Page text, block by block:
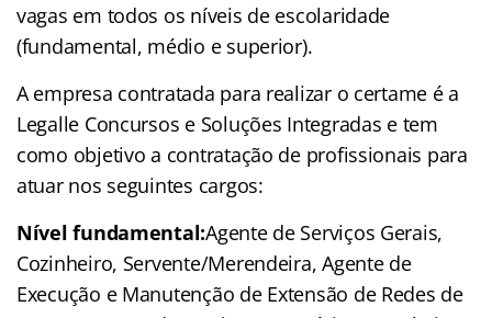
vagas em todos os níveis de escolaridade
(fundamental, médio e superior).
A empresa contratada para realizar o certame é a
Legalle Concursos e Soluções Integradas e tem
como objetivo a contratação de profissionais para
atuar nos seguintes cargos:
Nível fundamental:Agente de Serviços Gerais,
Cozinheiro, Servente/Merendeira, Agente de
Execução e Manutenção de Extensão de Redes de